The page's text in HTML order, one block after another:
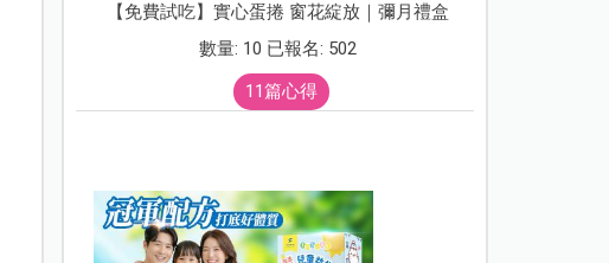
【免費試吃】實心蛋捲 窗花綻放｜彌月禮盒
數量: 10 已報名: 502
11篇心得